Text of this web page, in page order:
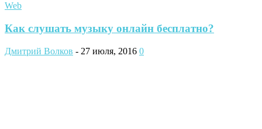
Web
Как слушать музыку онлайн бесплатно?
Дмитрий Волков - 27 июля, 2016 0